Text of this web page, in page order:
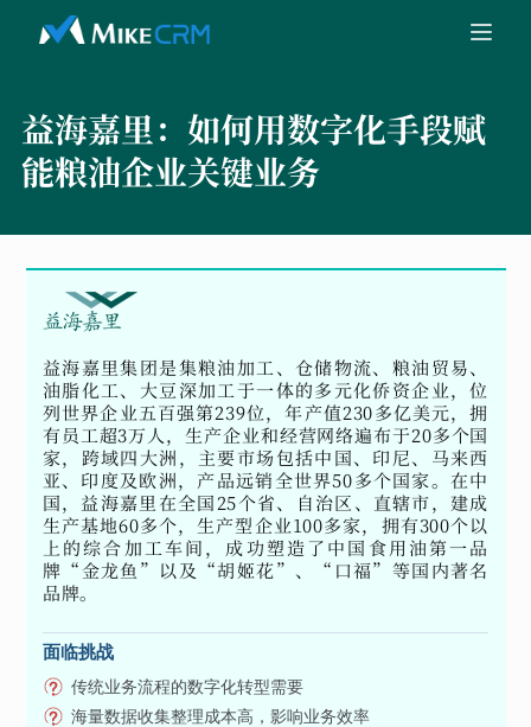
益海嘉里： 如何用数字化手段赋
能粮油企业关键业务
益海嘉里集团是集粮油加工、仓储物流、粮油贸易、
油脂化工、大豆深加工于一体的多元化侨资企业，位
列世界企业五百强第239位，年产值230多亿美元，拥
有员工超3万人，生产企业和经营网络遍布于20多个国
家，跨域四大洲，主要市场包括中国、印尼、马来西
亚、印度及欧洲，产品远销全世界50多个国家。在中
国，益海嘉里在全国25个省、自治区、直辖市，建成
生产基地60多个，生产型企业100多家，拥有300个以
上的综合加工车间，成功塑造了中国食用油第一品
牌“金龙鱼”以及“胡姬花”、“口福”等国内著名
品牌。
面临挑战
传统业务流程的数字化转型需要
海量数据收集整理成本高，影响业务效率